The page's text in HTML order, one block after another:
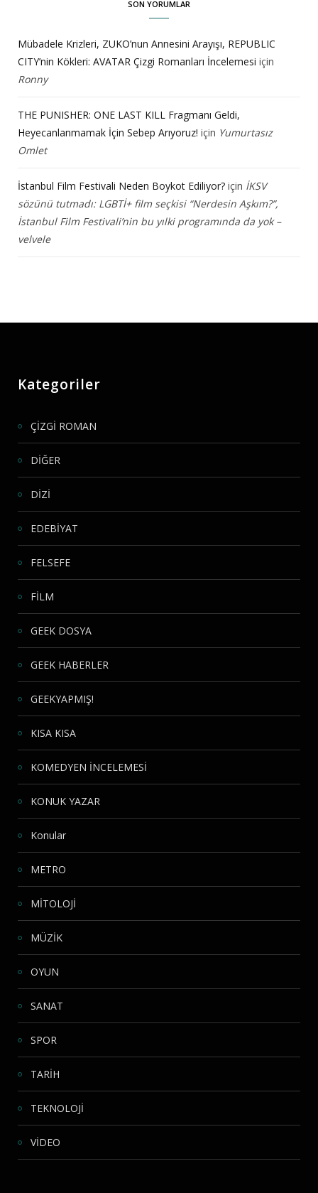
SON YORUMLAR
Mübadele Krizleri, ZUKO’nun Annesini Arayışı, REPUBLIC
CITY’nin Kökleri: AVATAR Çizgi Romanları İncelemesi için
Ronny
THE PUNISHER: ONE LAST KILL Fragmanı Geldi,
Heyecanlanmamak İçin Sebep Arıyoruz! için Yumurtasız
Omlet
İstanbul Film Festivali Neden Boykot Ediliyor? için İKSV
sözünü tutmadı: LGBTİ+ film seçkisi “Nerdesin Aşkım?”,
İstanbul Film Festivali’nin bu yılki programında da yok –
velvele
Kategoriler
ÇİZGİ ROMAN
DİĞER
DİZİ
EDEBİYAT
FELSEFE
FİLM
GEEK DOSYA
GEEK HABERLER
GEEKYAPMIŞ!
KISA KISA
KOMEDYEN İNCELEMESİ
KONUK YAZAR
Konular
METRO
MİTOLOJİ
MÜZİK
OYUN
SANAT
SPOR
TARİH
TEKNOLOJİ
VİDEO